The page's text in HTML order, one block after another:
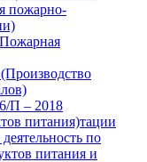
пожарно-
П – 2018
питания)тации
по
питания и